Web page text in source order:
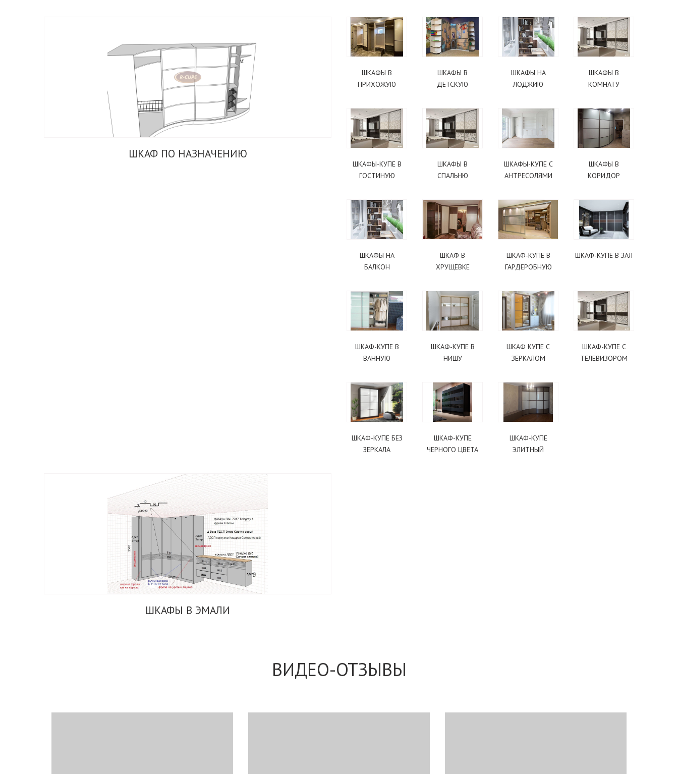
ПОДАРОК
ВАРИАНТЫ СТОЛОВ
ШКАФ ПО НАЗНАЧЕНИЮ
ШКАФЫ В
ПРИХОЖУЮ
ШКАФЫ В
ДЕТСКУЮ
ШКАФЫ НА
ЛОДЖИЮ
ШКАФЫ В
КОМНАТУ
ШКАФЫ-КУПЕ В
ГОСТИНУЮ
ШКАФЫ В
СПАЛЬНЮ
ШКАФЫ-КУПЕ С
АНТРЕСОЛЯМИ
ШКАФЫ В
КОРИДОР
ШКАФЫ НА
БАЛКОН
ШКАФ В
ХРУЩЁВКЕ
ШКАФ-КУПЕ В
ГАРДЕРОБНУЮ
ШКАФ-КУПЕ В ЗАЛ
ШКАФ-КУПЕ В
ВАННУЮ
ШКАФ-КУПЕ В
НИШУ
ШКАФ КУПЕ С
ЗЕРКАЛОМ
ШКАФ-КУПЕ С
ТЕЛЕВИЗОРОМ
ШКАФ-КУПЕ БЕЗ
ЗЕРКАЛА
ШКАФ-КУПЕ
ЧЕРНОГО ЦВЕТА
ШКАФ-КУПЕ
ЭЛИТНЫЙ
ШКАФЫ В ЭМАЛИ
ВИДЕО-ОТЗЫВЫ